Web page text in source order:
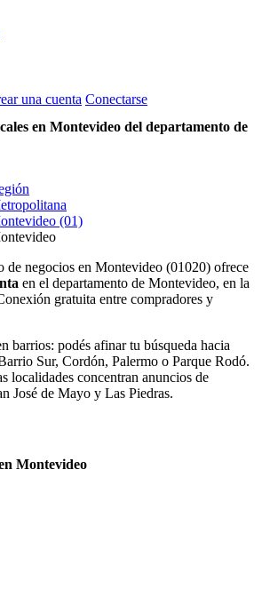
una cuenta Conectarse
en Montevideo del departamento de
(01)
de negocios en Montevideo (01020) ofrece
en el departamento de Montevideo, en la
gratuita entre compradores y
barrios: podés afinar tu búsqueda hacia
Sur, Cordón, Palermo o Parque Rodó.
localidades concentran anuncios de
José de Mayo y Las Piedras.
Montevideo